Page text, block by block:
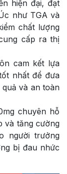
hiện đại, đạt
như TGA và
chất lượng
cấp ra thị
cam kết lựa
nhất để đưa
và an toàn
chuyên hỗ
và tăng cường
người trưởng
bị đau nhức